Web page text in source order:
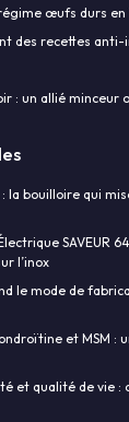
œufs durs en
des recettes anti-
: un allié minceur
: la bouilloire qui
SAVEUR
l’inox
le mode de
et MSM :
et qualité de vie :